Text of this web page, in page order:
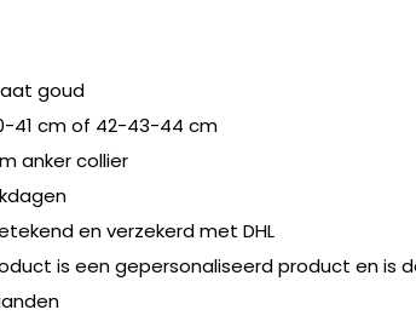
goud
41 cm of 42-43-44 cm
anker collier
en verzekerd met DHL
is een gepersonaliseerd product en is